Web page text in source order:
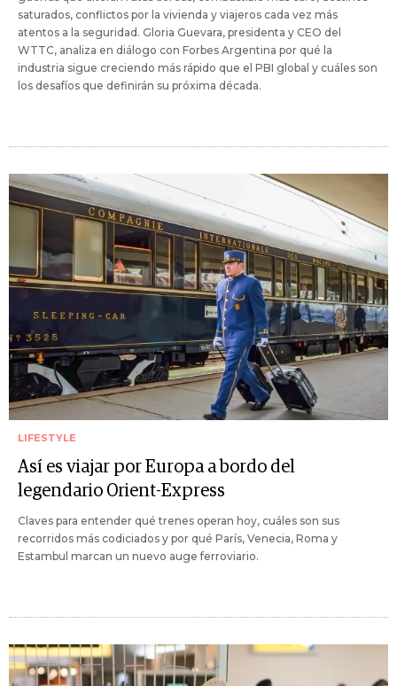
saturados, conflictos por la vivienda y viajeros cada vez más
atentos a la seguridad. Gloria Guevara, presidenta y CEO del
WTTC, analiza en diálogo con Forbes Argentina por qué la
industria sigue creciendo más rápido que el PBI global y cuáles son
los desafíos que definirán su próxima década.
LIFESTYLE
Así es viajar por Europa a bordo del
legendario Orient-Express
Claves para entender qué trenes operan hoy, cuáles son sus
recorridos más codiciados y por qué París, Venecia, Roma y
Estambul marcan un nuevo auge ferroviario.